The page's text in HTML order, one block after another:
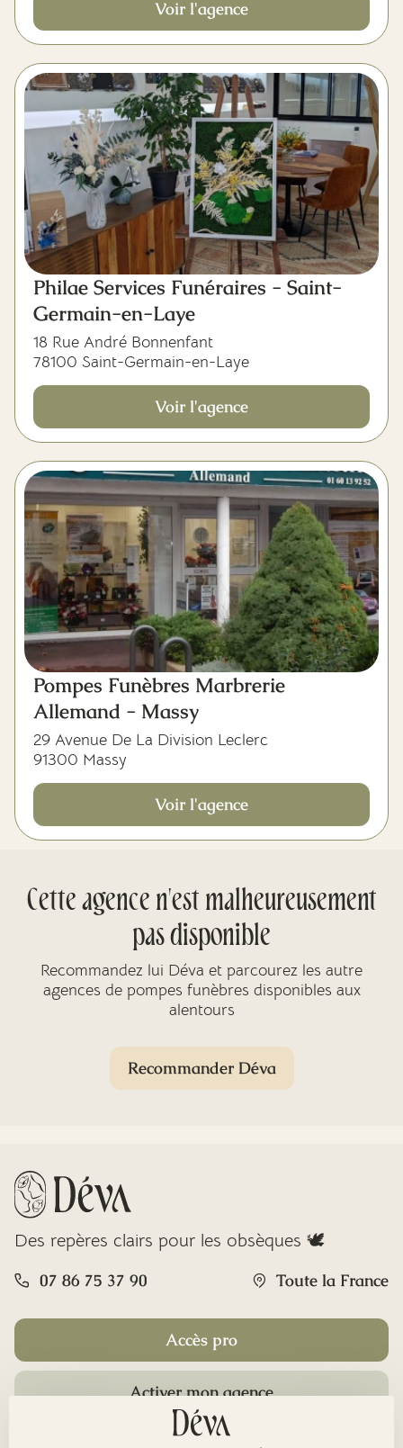
Voir l'agence
Philae Services Funéraires - Saint-
Germain-en-Laye
18 Rue André Bonnenfant
78100 Saint-Germain-en-Laye
Voir l'agence
Pompes Funèbres Marbrerie
Allemand - Massy
29 Avenue De La Division Leclerc
91300 Massy
Voir l'agence
Cette agence n'est malheureusement
pas disponible
Recommandez lui Déva et parcourez les autre
agences de pompes funèbres disponibles aux
alentours
Recommander Déva
Des repères clairs pour les obsèques 🕊️
07 86 75 37 90 Toute la France
Accès pro
Activer mon agence